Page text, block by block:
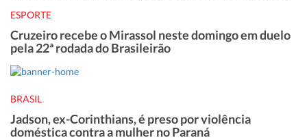
ESPORTE
Cruzeiro recebe o Mirassol neste domingo em duelo
pela 22ª rodada do Brasileirão
BRASIL
Jadson, ex-Corinthians, é preso por violência
doméstica contra a mulher no Paraná